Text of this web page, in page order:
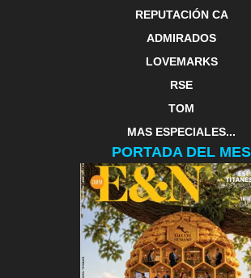
REPUTACIÓN CA
ADMIRADOS
LOVEMARKS
RSE
TOM
MAS ESPECIALES...
PORTADA DEL MES